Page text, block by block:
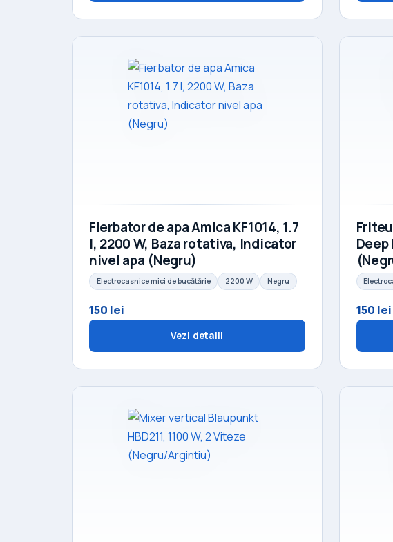
Fierbator de apa Amica KF1014, 1.7
l, 2200 W, Baza rotativa, Indicator
nivel apa (Negru)
Electrocasnice mici de bucătărie 2200 W Negru
150 lei
Vezi detalii
Deep
150 lei